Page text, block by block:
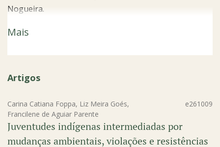
Nogueira.
Mais
Artigos
Carina Catiana Foppa, Liz Meira Goés,
Francilene de Aguiar Parente
e261009
Juventudes indígenas intermediadas por
mudanças ambientais, violações e resistências